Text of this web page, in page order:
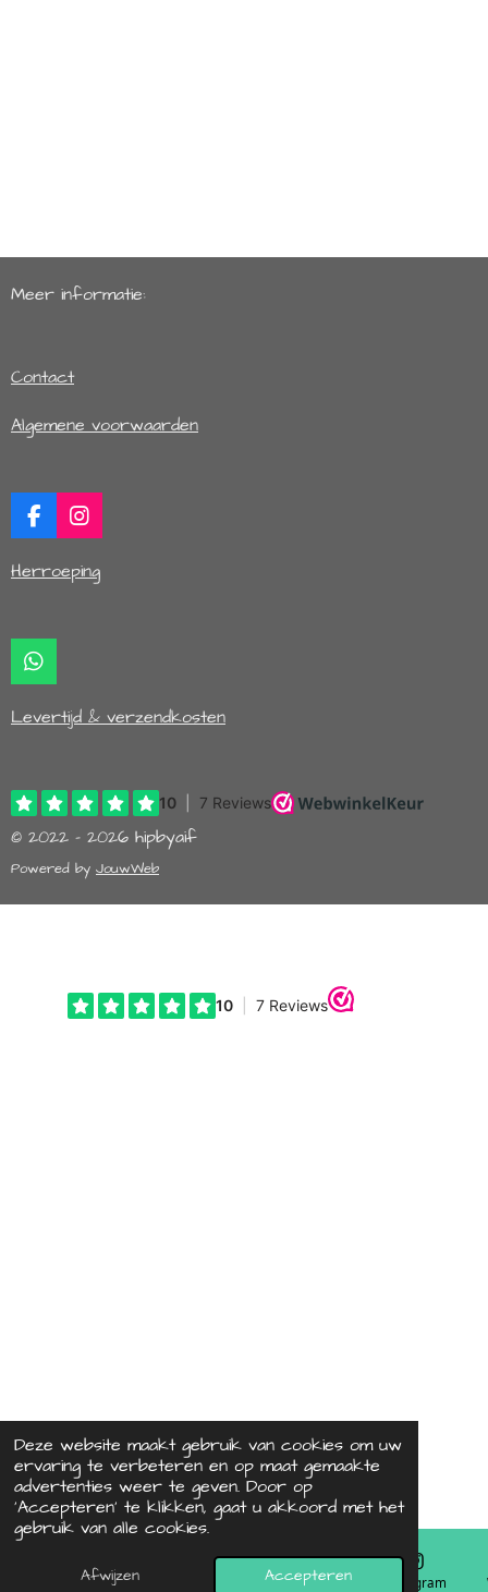
Deze website maakt gebruik van cookies om uw
ervaring te verbeteren en op maat gemaakte
advertenties weer te geven. Door op
‘Accepteren’ te klikken, gaat u akkoord met het
gebruik van alle cookies.
Afwijzen Accepteren
Meer informatie:
Contact
Algemene voorwaarden
F
a
c
e
o
k
I
n
s
t
Herroeping
W
h
a
t
p
p
Levertijd & verzendkosten
© 2022 - 2026 hipbyaif
Powered by JouwWeb
E-mailadres Kaart Instagram